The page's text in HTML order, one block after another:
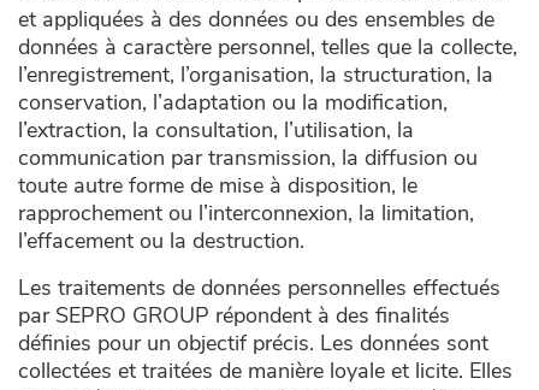
et appliquées à des données ou des ensembles de
données à caractère personnel, telles que la collecte,
l’enregistrement, l’organisation, la structuration, la
conservation, l’adaptation ou la modification,
l’extraction, la consultation, l’utilisation, la
communication par transmission, la diffusion ou
toute autre forme de mise à disposition, le
rapprochement ou l’interconnexion, la limitation,
l’effacement ou la destruction.
Les traitements de données personnelles effectués
par SEPRO GROUP répondent à des finalités
définies pour un objectif précis. Les données sont
collectées et traitées de manière loyale et licite. Elles